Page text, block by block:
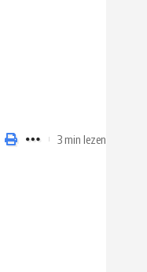
3 min lezen